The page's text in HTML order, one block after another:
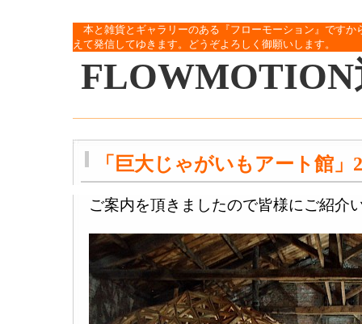
本と雑貨とギャラリーのある『フローモーション』です
えて発信してゆきます。どうぞよろしく御願いします。
FLOWMOTION
「巨大じゃがいもアート館」
ご案内を頂きましたので皆様にご紹介